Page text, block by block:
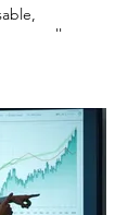
à une